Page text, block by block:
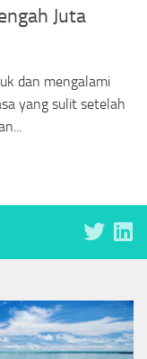
Juta
dan mengalami
yang sulit setelah